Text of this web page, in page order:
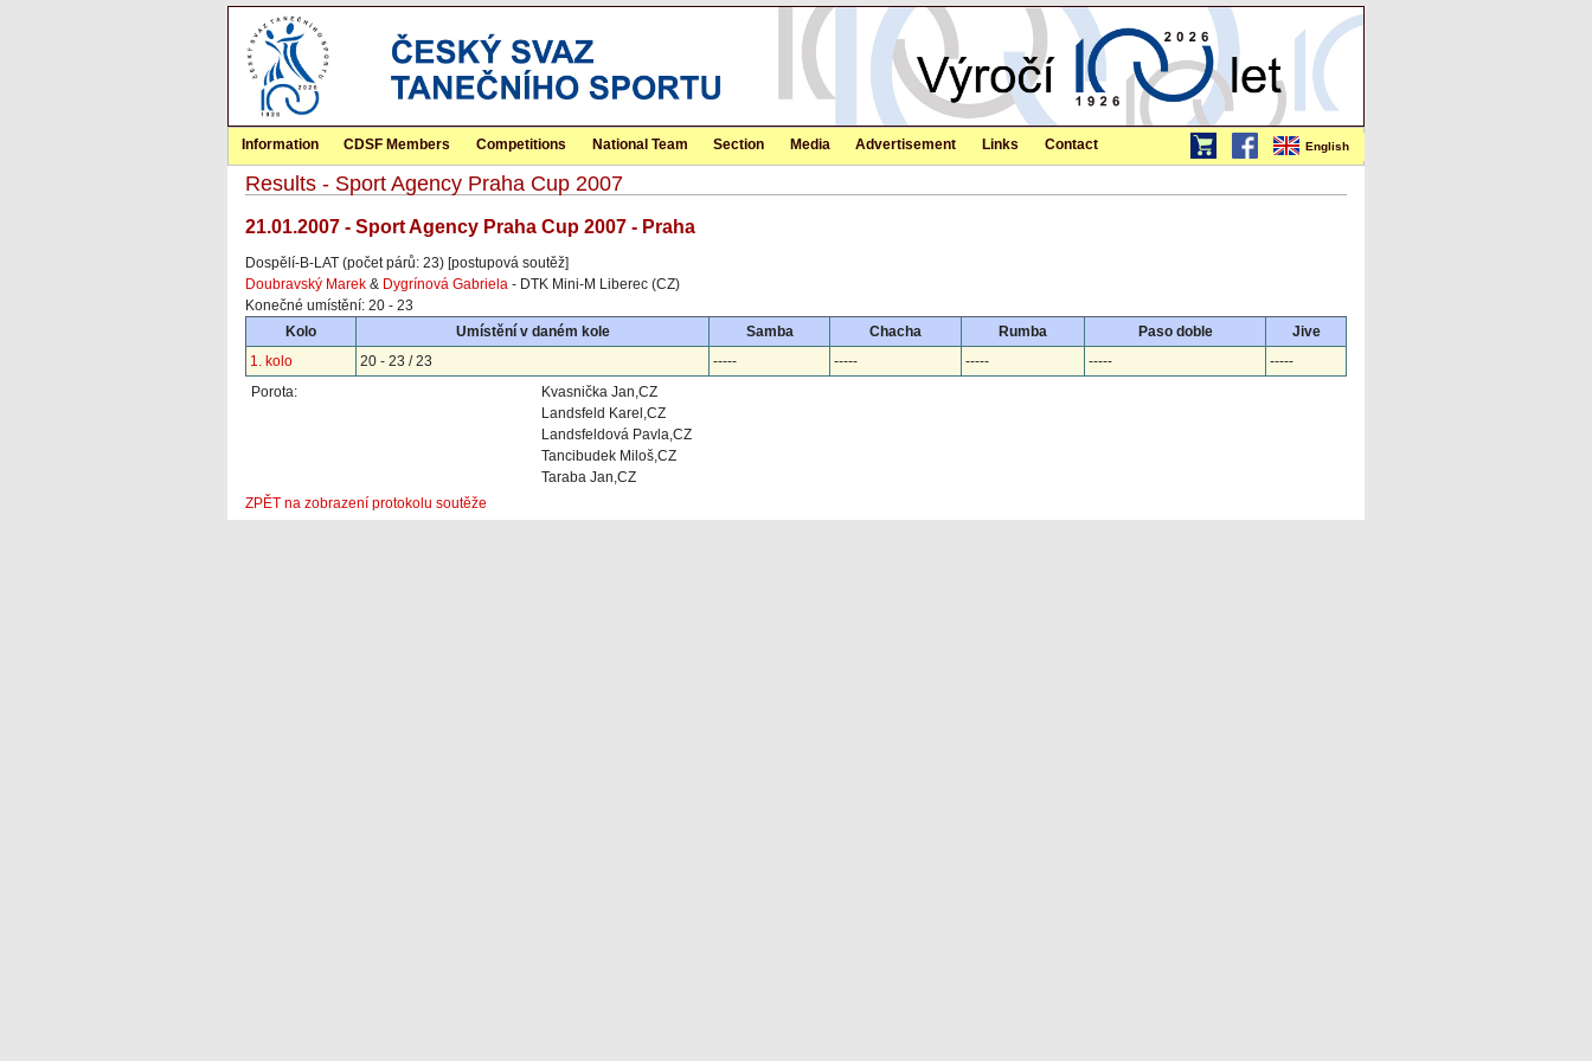
English
Information CDSF Members Competitions National Team Section Media Advertisement Links Contact
Results - Sport Agency Praha Cup 2007
21.01.2007 - Sport Agency Praha Cup 2007 - Praha
Dospělí-B-LAT (počet párů: 23) [postupová soutěž]
Doubravský Marek & Dygrínová Gabriela - DTK Mini-M Liberec (CZ)
Konečné umístění: 20 - 23
Kolo
Umístění v daném kole Samba Chacha Rumba Paso doble
Jive
1. kolo
20 - 23 / 23 ----- ----- ----- -----
-----
Porota:
Kvasnička Jan,CZ
Landsfeld Karel,CZ
Landsfeldová Pavla,CZ
Tancibudek Miloš,CZ
Taraba Jan,CZ
ZPĚT na zobrazení protokolu soutěže